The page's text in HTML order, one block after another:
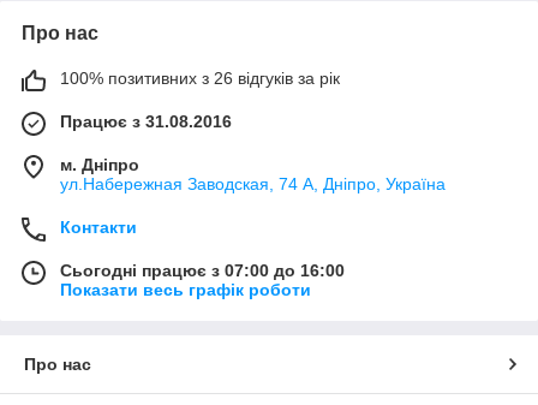
Про нас
100% позитивних з 26 відгуків за рік
Працює з 31.08.2016
м. Дніпро
ул.Набережная Заводская, 74 А, Дніпро, Україна
Контакти
Сьогодні працює з 07:00 до 16:00
Показати весь графік роботи
Про нас